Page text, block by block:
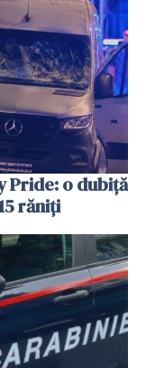
Pride: o dubiță
răniți